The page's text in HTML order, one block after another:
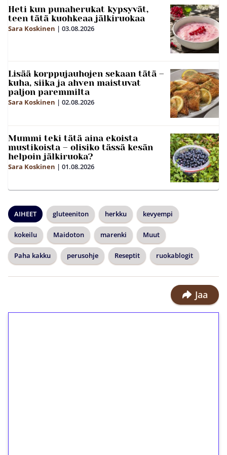
Heti kun punaherukat kypsyvät,
teen tätä kuohkeaa jälkiruokaa
Sara Koskinen | 03.08.2026
Lisää korppujauhojen sekaan tätä –
kuha, siika ja ahven maistuvat
paljon paremmilta
Sara Koskinen | 02.08.2026
Mummi teki tätä aina ekoista
mustikoista – olisiko tässä kesän
helpoin jälkiruoka?
Sara Koskinen | 01.08.2026
AIHEET gluteeniton herkku kevyempi
kokeilu Maidoton marenki Muut
Paha kakku perusohje Reseptit ruokablogit
Jaa